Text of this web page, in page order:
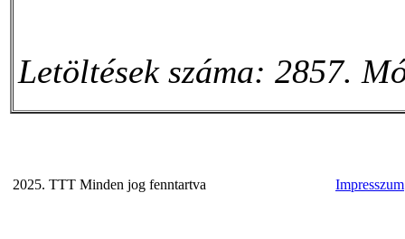
Letöltések száma: 2857.
2025. TTT Minden jog fenntartva Impresszum